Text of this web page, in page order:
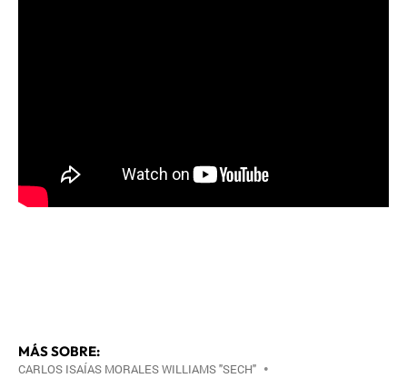
MÁS SOBRE:
CARLOS ISAÍAS MORALES WILLIAMS "SECH" •